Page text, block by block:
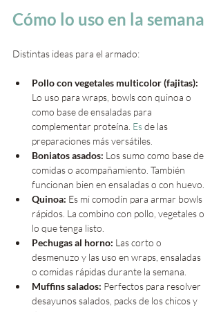
Cómo lo uso en la semana
Distintas ideas para el armado:
Pollo con vegetales multicolor (fajitas):
Lo uso para wraps, bowls con quinoa o
como base de ensaladas para
complementar proteína. Es de las
preparaciones más versátiles.
Boniatos asados: Los sumo como base de
comidas o acompañamiento. También
funcionan bien en ensaladas o con huevo.
Quinoa: Es mi comodín para armar bowls
rápidos. La combino con pollo, vegetales o
lo que tenga listo.
Pechugas al horno: Las corto o
desmenuzo y las uso en wraps, ensaladas
o comidas rápidas durante la semana.
Muffins salados: Perfectos para resolver
desayunos salados, packs de los chicos y